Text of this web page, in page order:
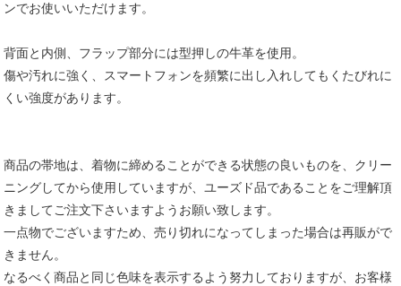
ンでお使いいただけます。
背面と内側、フラップ部分には型押しの牛革を使用。
傷や汚れに強く、スマートフォンを頻繁に出し入れしてもくたびれに
くい強度があります。
商品の帯地は、着物に締めることができる状態の良いものを、クリー
ニングしてから使用していますが、ユーズド品であることをご理解頂
きましてご注文下さいますようお願い致します。
一点物でございますため、売り切れになってしまった場合は再販がで
きません。
なるべく商品と同じ色味を表示するよう努力しておりますが、お客様